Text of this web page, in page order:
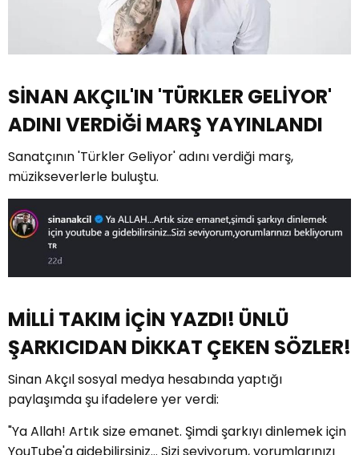
SİNAN AKÇIL'IN 'TÜRKLER GELİYOR'
ADINI VERDİĞİ MARŞ YAYINLANDI
Sanatçının 'Türkler Geliyor' adını verdiği marş,
müzikseverlerle buluştu.
MİLLİ TAKIM İÇİN YAZDI! ÜNLÜ
ŞARKICIDAN DİKKAT ÇEKEN SÖZLER!
Sinan Akçıl sosyal medya hesabında yaptığı
paylaşımda şu ifadelere yer verdi:
"Ya Allah! Artık size emanet. Şimdi şarkıyı dinlemek için